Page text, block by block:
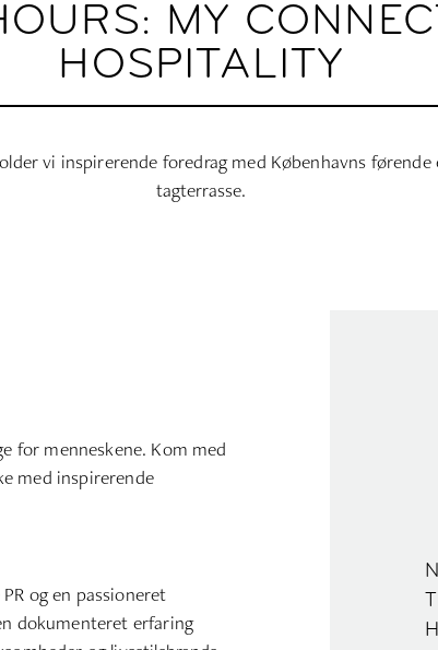
MY
HOSPITALITY
vi inspirerende foredrag med Københavns
tagterrasse.
for menneskene. Kom med
med inspirerende
og en passioneret
dokumenteret erfaring